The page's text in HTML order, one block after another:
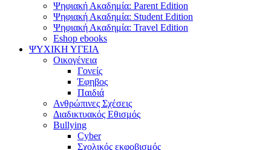
Ψηφιακή Ακαδημία: Parent Edition
Ψηφιακή Ακαδημία: Student Edition
Ψηφιακή Ακαδημία: Travel Edition
Eshop ebooks
ΨΥΧΙΚΗ ΥΓΕΙΑ
Οικογένεια
Γονείς
Έφηβος
Παιδιά
Ανθρώπινες Σχέσεις
Διαδικτυακός Εθισμός
Bullying
Cyber
Σχολικός εκφοβισμός